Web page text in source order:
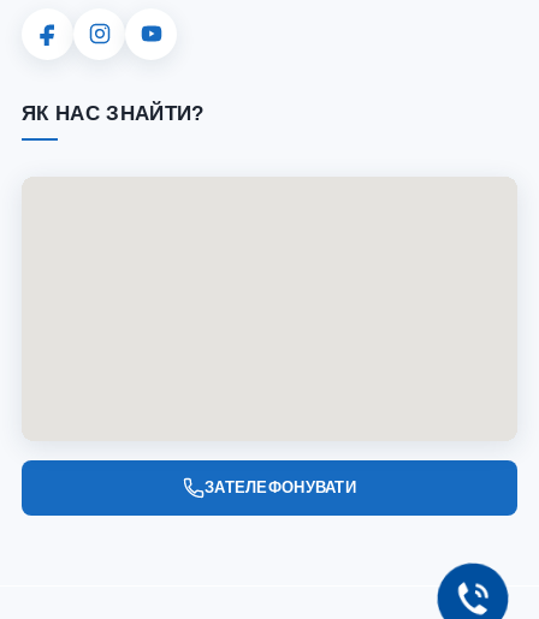
ЯК НАС ЗНАЙТИ?
ЗАТЕЛЕФОНУВАТИ